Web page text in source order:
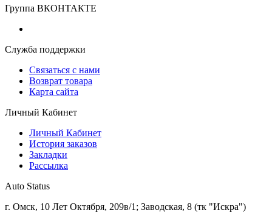
Группа ВКОНТАКТЕ
Служба поддержки
Связаться с нами
Возврат товара
Карта сайта
Личный Кабинет
Личный Кабинет
История заказов
Закладки
Рассылка
Auto Status
г. Омск, 10 Лет Октября, 209в/1; Заводская, 8 (тк "Искра")